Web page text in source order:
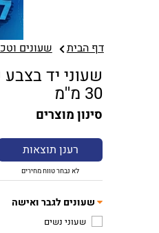
דף הבית שעונים
30 מ''מ
סינון מוצרים
רענן תוצאות
לא נבחר טווח מחירים
שעונים לגבר ואישה
שעוני נשים